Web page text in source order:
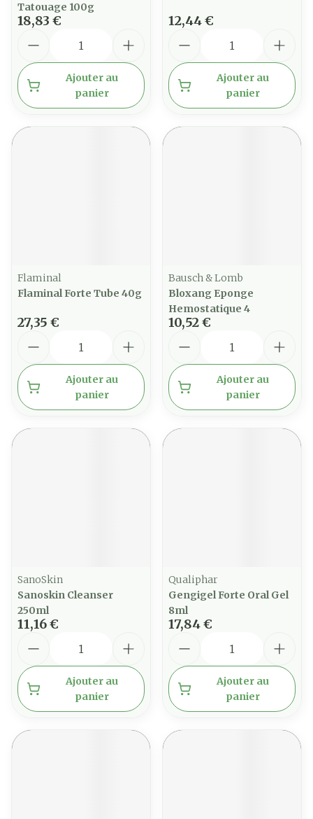
Tatouage 100g
18,83 €
Ajouter au
panier
12,44 €
Ajouter au
panier
Flaminal
Flaminal Forte Tube 40g
27,35 €
Ajouter au
panier
Bausch & Lomb
Bloxang Eponge
Hemostatique 4
10,52 €
Ajouter au
panier
SanoSkin
Sanoskin Cleanser
250ml
11,16 €
Ajouter au
panier
Qualiphar
Gengigel Forte Oral Gel
8ml
17,84 €
Ajouter au
panier